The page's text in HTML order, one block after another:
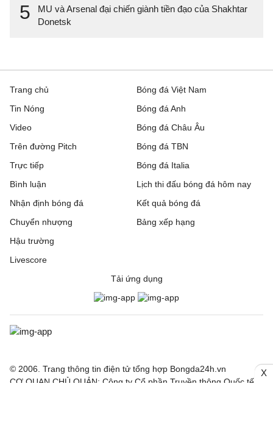
5
MU và Arsenal đại chiến giành tiền đạo của Shakhtar
Donetsk
Trang chủ
Tin Nóng
Video
Trên đường Pitch
Trực tiếp
Bóng đá Việt Nam
Bóng đá Anh
Bóng đá Châu Âu
Bóng đá TBN
Bóng đá Italia
Bình luận
Nhận định bóng đá
Chuyển nhượng
Hậu trường
Livescore
Lịch thi đấu bóng đá hôm nay
Kết quả bóng đá
Bảng xếp hạng
Tải ứng dụng
© 2006. Trang thông tin điện tử tổng hợp Bongda24h.vn
CƠ QUAN CHỦ QUẢN: Công ty Cổ phần Truyền thông Quốc tế
X